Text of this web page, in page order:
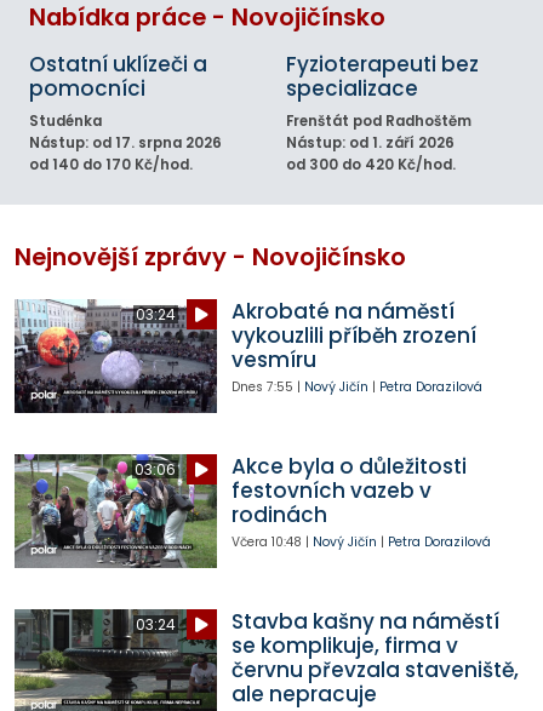
Nabídka práce - Novojičínsko
Ostatní uklízeči a
pomocníci
Studénka
Nástup: od 17. srpna 2026
od 140 do 170 Kč/hod.
Fyzioterapeuti bez
specializace
Frenštát pod Radhoštěm
Nástup: od 1. září 2026
od 300 do 420 Kč/hod.
Nejnovější zprávy - Novojičínsko
03:24
Akrobaté na náměstí
vykouzlili příběh zrození
vesmíru
Dnes 7:55 | Nový Jičín | Petra Dorazilová
03:06
Akce byla o důležitosti
festovních vazeb v
rodinách
Včera 10:48 | Nový Jičín | Petra Dorazilová
03:24
Stavba kašny na náměstí
se komplikuje, firma v
červnu převzala staveniště,
ale nepracuje